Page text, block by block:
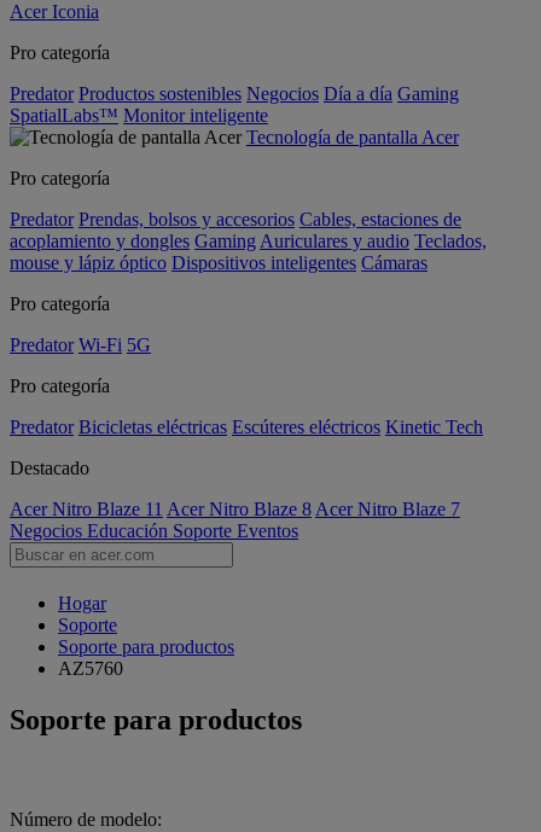
Acer Iconia
Pro categoría
Predator Productos sostenibles Negocios Día a día Gaming
SpatialLabs™ Monitor inteligente
Tecnología de pantalla Acer
Pro categoría
Predator Prendas, bolsos y accesorios Cables, estaciones de
acoplamiento y dongles Gaming Auriculares y audio Teclados,
mouse y lápiz óptico Dispositivos inteligentes Cámaras
Pro categoría
Predator Wi-Fi 5G
Pro categoría
Predator Bicicletas eléctricas Escúteres eléctricos Kinetic Tech
Destacado
Acer Nitro Blaze 11 Acer Nitro Blaze 8 Acer Nitro Blaze 7
Negocios Educación Soporte Eventos
Hogar
Soporte
Soporte para productos
AZ5760
Soporte para productos
Número de modelo: